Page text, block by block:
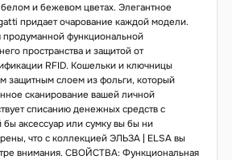
и бежевом цветах. Элегантное
придает очарование каждой модели.
продуманной функциональной
пространства и защитой от
RFID. Кошельки и ключницы
защитным слоем из фольги, который
сканирование вашей личной
списанию денежных средств с
бы аксессуар или сумку вы бы ни
что с коллекцией ЭЛЬЗА | ELSA вы
внимания. СВОЙСТВА: Функциональная